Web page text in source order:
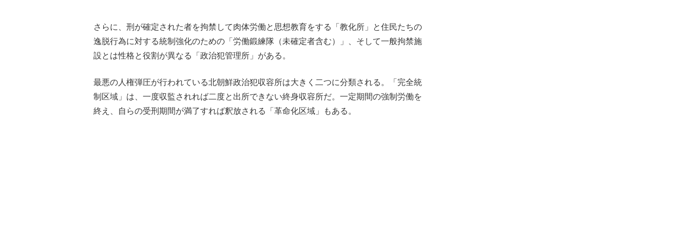
さらに、刑が確定された者を拘禁して肉体労働と思想教育をする「教化所」と住民たちの
逸脱行為に対する統制強化のための「労働鍛練隊（未確定者含む）」、そして一般拘禁施
設とは性格と役割が異なる「政治犯管理所」がある。
最悪の人権弾圧が行われている北朝鮮政治犯収容所は大きく二つに分類される。「完全統
制区域」は、一度収監されれば二度と出所できない終身収容所だ。一定期間の強制労働を
終え、自らの受刑期間が満了すれば釈放される「革命化区域」もある。